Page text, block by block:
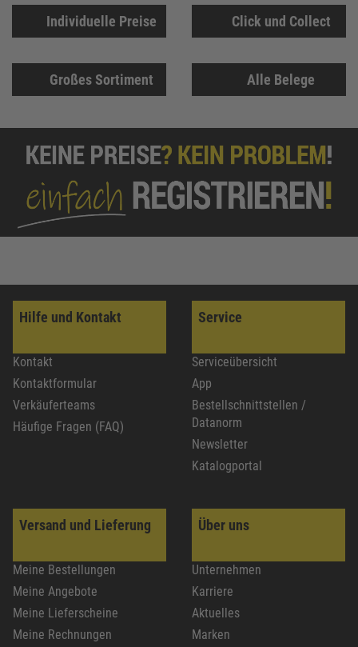
Individuelle Preise Click und Collect
Großes Sortiment Alle Belege
Hilfe und Kontakt
Kontakt
Kontaktformular
Verkäuferteams
Häufige Fragen (FAQ)
Service
Serviceübersicht
App
Bestellschnittstellen /
Datanorm
Newsletter
Katalogportal
Versand und Lieferung
Meine Bestellungen
Meine Angebote
Meine Lieferscheine
Meine Rechnungen
Über uns
Unternehmen
Karriere
Aktuelles
Marken